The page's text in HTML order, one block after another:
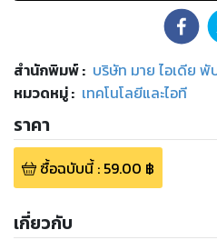
สำนักพิมพ์: บริษัท มาย ไอเดีย
หมวดหมู่: เทคโนโลยีและไอที
ราคา
ซื้อฉบับนี้: 59.00 ฿
เกี่ยวกับ